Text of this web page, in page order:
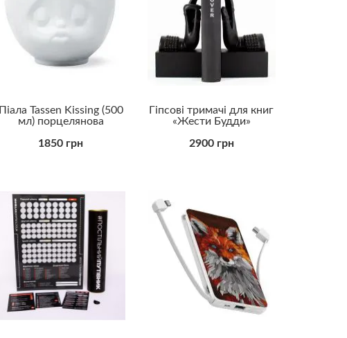
Піала Tassen Kissing (500
мл) порцелянова
1850 грн
Гіпсові тримачі для книг
«Жести Будди»
2900 грн